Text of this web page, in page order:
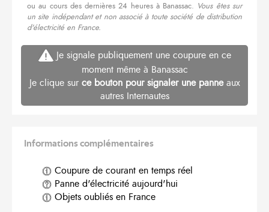
ou au cours des dernières 24 heures à Banassac. Vous êtes sur
un site indépendant et non associé à toute société de distribution
d'électricité en France.
Je signale publiquement une coupure en ce
moment même à Banassac
Je clique sur ce bouton pour signaler une panneaux
autres Internautes
Informations complémentaires
Coupure de courant en temps réel
Panne d'électricité aujourd'hui
Objets oubliés en France